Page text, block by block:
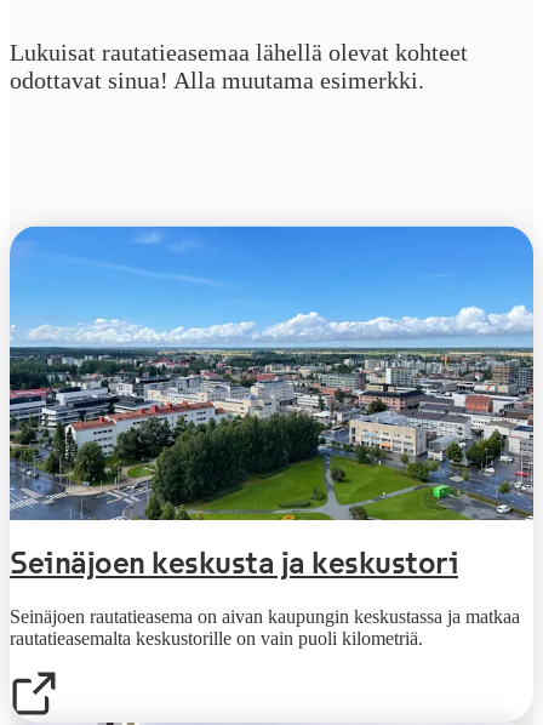
Lukuisat rautatieasemaa lähellä olevat kohteet
odottavat sinua! Alla muutama esimerkki.
Seinäjoen keskusta ja keskustori
Seinäjoen rautatieasema on aivan kaupungin keskustassa ja matkaa
rautatieasemalta keskustorille on vain puoli kilometriä.